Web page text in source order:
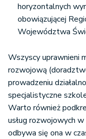
horyzontalnych
obowiązującej
Województwa
Wszyscy uprawnieni
rozwojową
prowadzeniu
specjalistyczne
Warto również
usług rozwojowych
odbywa się ona w